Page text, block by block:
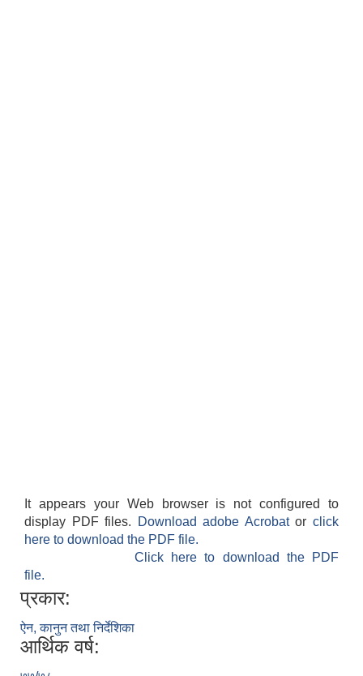
It appears your Web browser is not configured to
display PDF files.
Download adobe Acrobatorclick
here to download the PDF file.
Click here to download the PDF
file.
प्रकार:
ऐन, कानुन तथा निर्देशिका
आर्थिक वर्ष: